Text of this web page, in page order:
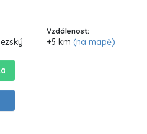
Vzdálenost:
+5 km (na mapě)